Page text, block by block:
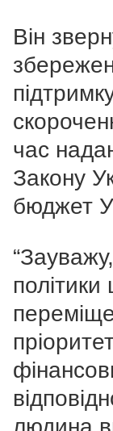
Він
час
Закону
бюджет